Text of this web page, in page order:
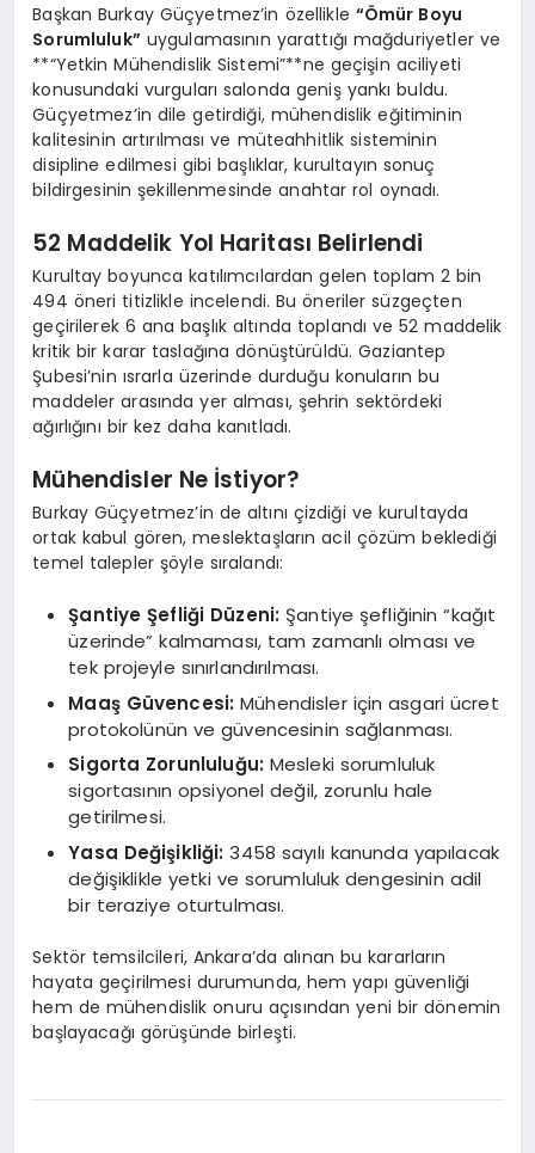
Başkan Burkay Güçyetmez’in özellikle “Ömür Boyu
Sorumluluk” uygulamasının yarattığı mağduriyetler ve
**“Yetkin Mühendislik Sistemi”**ne geçişin aciliyeti
konusundaki vurguları salonda geniş yankı buldu.
Güçyetmez’in dile getirdiği, mühendislik eğitiminin
kalitesinin artırılması ve müteahhitlik sisteminin
disipline edilmesi gibi başlıklar, kurultayın sonuç
bildirgesinin şekillenmesinde anahtar rol oynadı.
52 Maddelik Yol Haritası Belirlendi
Kurultay boyunca katılımcılardan gelen toplam 2 bin
494 öneri titizlikle incelendi. Bu öneriler süzgeçten
geçirilerek 6 ana başlık altında toplandı ve 52 maddelik
kritik bir karar taslağına dönüştürüldü. Gaziantep
Şubesi’nin ısrarla üzerinde durduğu konuların bu
maddeler arasında yer alması, şehrin sektördeki
ağırlığını bir kez daha kanıtladı.
Mühendisler Ne İstiyor?
Burkay Güçyetmez’in de altını çizdiği ve kurultayda
ortak kabul gören, meslektaşların acil çözüm beklediği
temel talepler şöyle sıralandı:
Şantiye Şefliği Düzeni: Şantiye şefliğinin “kağıt
üzerinde” kalmaması, tam zamanlı olması ve
tek projeyle sınırlandırılması.
Maaş Güvencesi: Mühendisler için asgari ücret
protokolünün ve güvencesinin sağlanması.
Sigorta Zorunluluğu: Mesleki sorumluluk
sigortasının opsiyonel değil, zorunlu hale
getirilmesi.
Yasa Değişikliği: 3458 sayılı kanunda yapılacak
değişiklikle yetki ve sorumluluk dengesinin adil
bir teraziye oturtulması.
Sektör temsilcileri, Ankara’da alınan bu kararların
hayata geçirilmesi durumunda, hem yapı güvenliği
hem de mühendislik onuru açısından yeni bir dönemin
başlayacağı görüşünde birleşti.